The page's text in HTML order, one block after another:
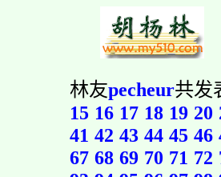
林友pecheur共发
15 16 17 18 19 20
41 42 43 44 45 46
67 68 69 70 71 72